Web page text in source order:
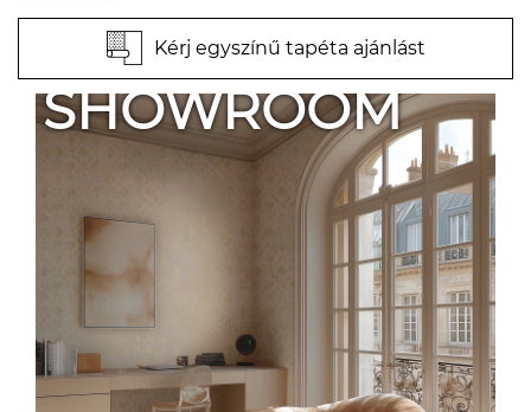
Kérj egyszínű tapéta ajánlást
SHOWROOM